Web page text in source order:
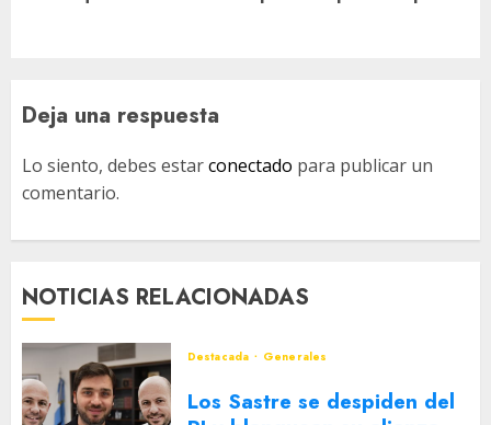
Deja una respuesta
Lo siento, debes estarconectado para publicar un
comentario.
NOTICIAS RELACIONADAS
Destacada Generales
Los Sastre se despiden del